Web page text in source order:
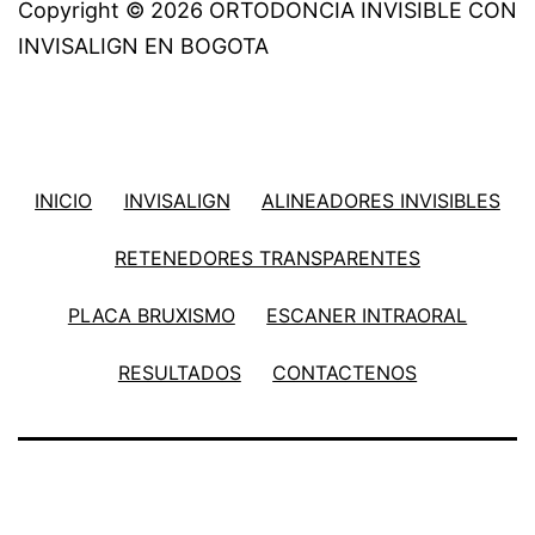
Copyright © 2026 ORTODONCIA INVISIBLE CON
INVISALIGN EN BOGOTA
INICIO INVISALIGN ALINEADORES INVISIBLES
RETENEDORES TRANSPARENTES
PLACA BRUXISMO ESCANER INTRAORAL
RESULTADOS CONTACTENOS